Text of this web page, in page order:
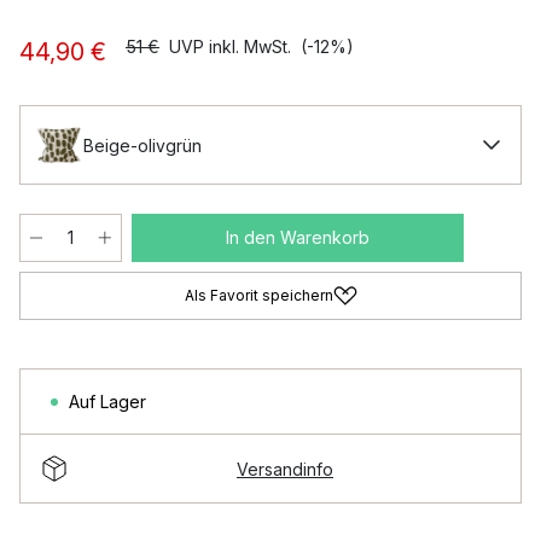
44,90 € 51 € UVP inkl. MwSt. (-12%)
Beige-olivgrün
In den Warenkorb
Als Favorit speichern
Auf Lager
Versandinfo